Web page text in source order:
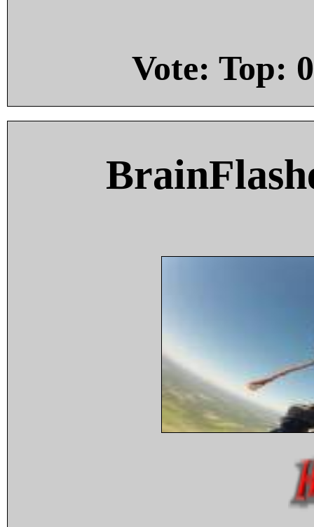
Vote: Top: 0